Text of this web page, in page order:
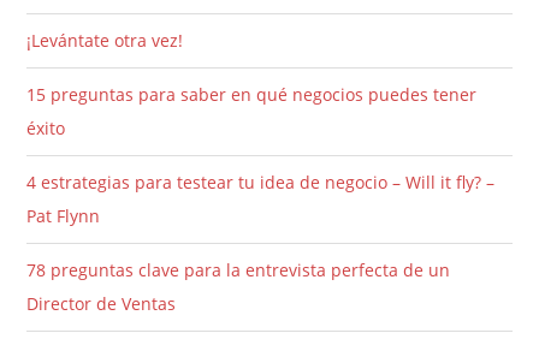
¡Levántate otra vez!
15 preguntas para saber en qué negocios puedes tener
éxito
4 estrategias para testear tu idea de negocio – Will it fly? –
Pat Flynn
78 preguntas clave para la entrevista perfecta de un
Director de Ventas